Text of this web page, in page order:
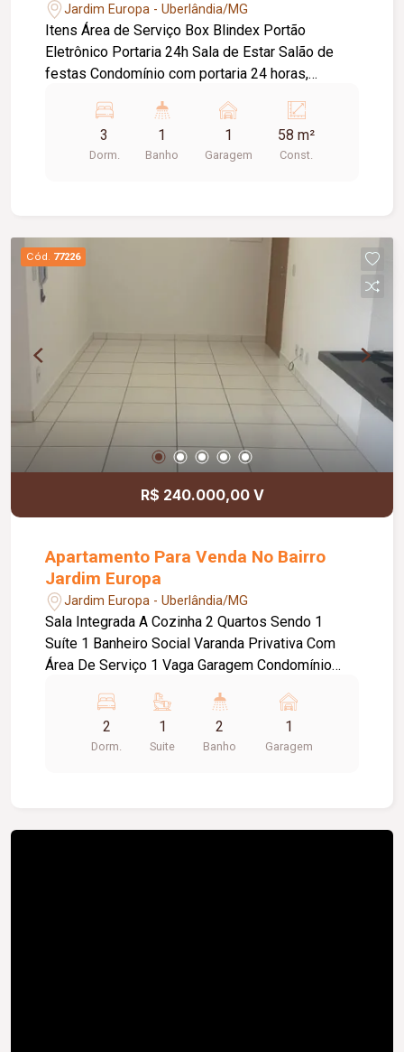
Jardim Europa - Uberlândia/MG
Itens Área de Serviço Box Blindex Portão
Eletrônico Portaria 24h Sala de Estar Salão de
festas Condomínio com portaria 24 horas,
Apartamento com 01 vaga de estacionamento,
sala, sacada, 03 quartos, banheiro social com box
em vidro temperado, cozinha e área de serviço.
3
Dorm.
1
Banho
1
Garagem
58 m²
Const.
Cód. 77226
R$ 240.000,00 V
Apartamento Para Venda No Bairro
Jardim Europa
Jardim Europa - Uberlândia/MG
Sala Integrada A Cozinha 2 Quartos Sendo 1
Suíte 1 Banheiro Social Varanda Privativa Com
Área De Serviço 1 Vaga Garagem Condomínio
Feirinha Semanal.
2
Dorm.
1
Suite
2
Banho
1
Garagem